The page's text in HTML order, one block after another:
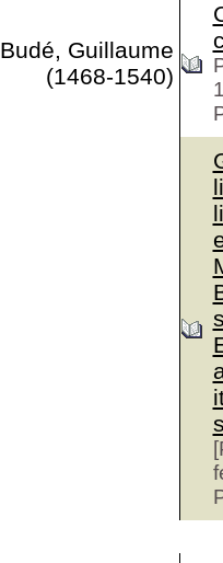
Budé, Guillaume
(1468-1540)